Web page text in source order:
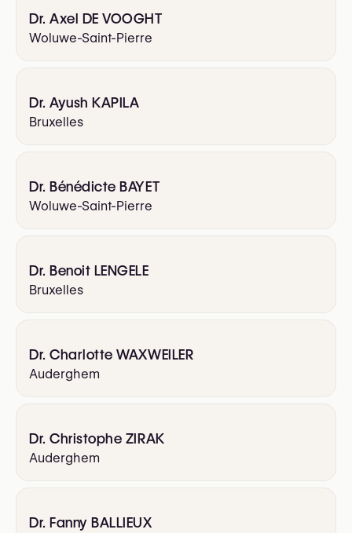
Dr. Axel DE VOOGHT
Woluwe-Saint-Pierre
Dr. Ayush KAPILA
Bruxelles
Dr. Bénédicte BAYET
Woluwe-Saint-Pierre
Dr. Benoit LENGELE
Bruxelles
Dr. Charlotte WAXWEILER
Auderghem
Dr. Christophe ZIRAK
Auderghem
Dr. Fanny BALLIEUX